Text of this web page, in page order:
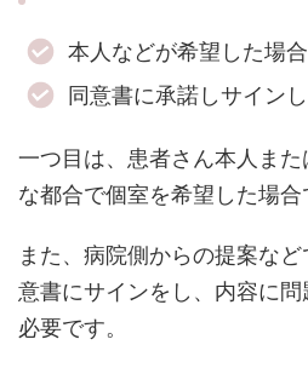
本人などが希望した場合
同意書に承諾しサイン
一つ目は、患者さん本人ま
な都合で個室を希望した場合
また、病院側からの提案な
意書にサインをし、内容に
必要です。